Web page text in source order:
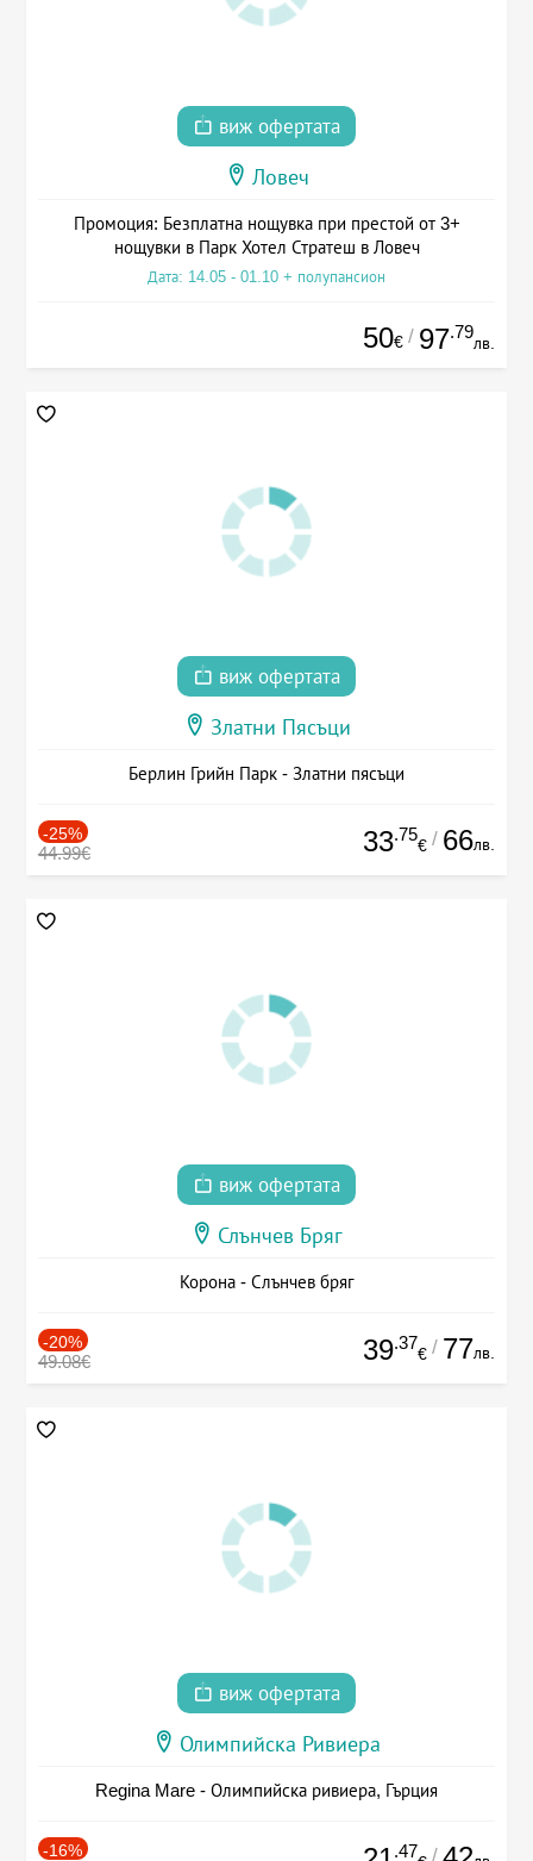
виж офертата
Ловеч
Промоция: Безплатна нощувка при престой от 3+
нощувки в Парк Хотел Стратеш в Ловеч
Дата: 14.05 - 01.10 + полупансион
50€ / 97.79
лв.
виж офертата
Златни Пясъци
Берлин Грийн Парк - Златни пясъци
-25%
44.99€ 33.75
€ / 66лв.
виж офертата
Слънчев Бряг
Корона - Слънчев бряг
-20%
49.08€ 39.37
€ / 77лв.
виж офертата
Олимпийска Ривиера
Regina Mare - Олимпийска ривиера, Гърция
-16% .47 /